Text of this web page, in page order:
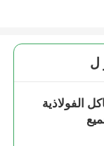
ل
الفولاذية